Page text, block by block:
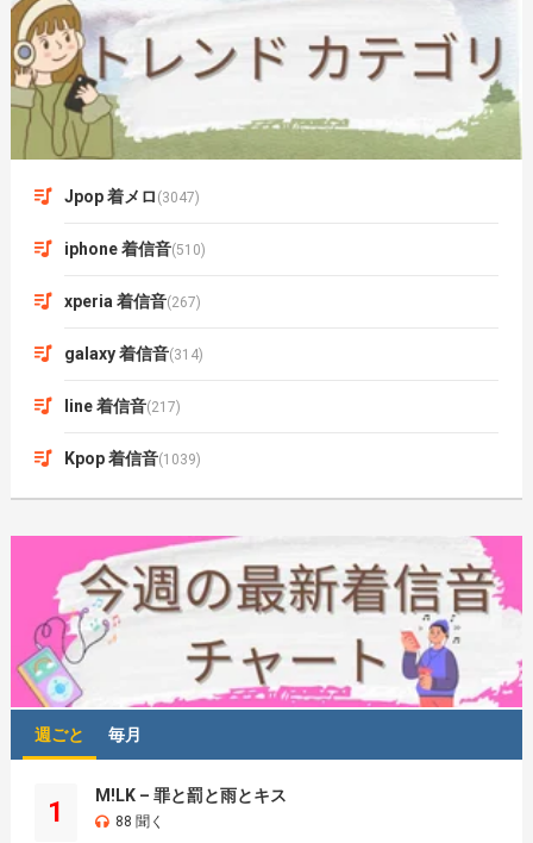
Jpop 着メロ (3047)
iphone 着信音(510)
xperia 着信音(267)
galaxy 着信音(314)
line 着信音(217)
Kpop 着信音(1039)
週ごと 毎月
1
M!LK – 罪と罰と雨とキス
88 聞く